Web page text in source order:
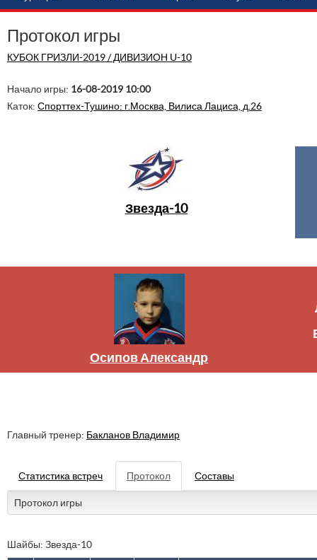
Протокол игры
КУБОК ГРИЗЛИ-2019 / ДИВИЗИОН U-10
Начало игры: 16-08-2019 10:00
Каток: Спорттех-Тушино: г.Москва, Вилиса Лациса, д.26
Звезда-10
Осипов Александр
Главный тренер: Бакланов Владимир
Статистика встреч Протокол Составы
Протокол игры
Шайбы: Звезда-10